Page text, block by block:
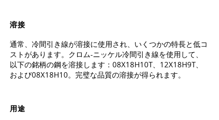
溶接
通常、冷間引き線が溶接に使用され、いくつかの特長と低コ
ストがあります。クロム-ニッケル冷間引き線を使用して、
以下の銘柄の鋼を溶接します：08Х18Н10Т、12Х18Н9Т、
および08Х18Н10。完璧な品質の溶接が得られます。
用途